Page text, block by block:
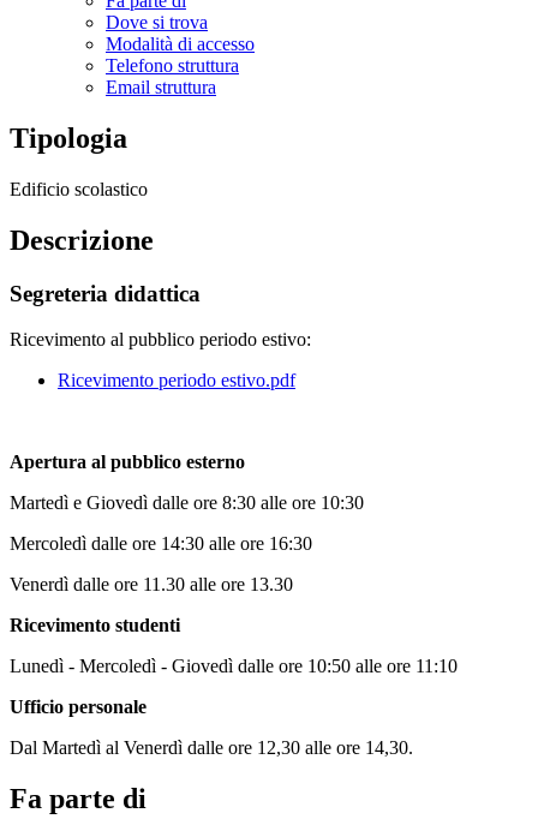
Dove si trova
Modalità di accesso
Telefono struttura
Email struttura
Tipologia
Edificio scolastico
Descrizione
Segreteria didattica
Ricevimento al pubblico periodo estivo:
Ricevimento periodo estivo.pdf
Apertura al pubblico esterno
Martedì e Giovedì dalle ore 8:30 alle ore 10:30
Mercoledì dalle ore 14:30 alle ore 16:30
Venerdì dalle ore 11.30 alle ore 13.30
Ricevimento studenti
Lunedì - Mercoledì - Giovedì dalle ore 10:50 alle ore 11:10
Ufficio personale
Dal Martedì al Venerdì dalle ore 12,30 alle ore 14,30.
Fa parte di